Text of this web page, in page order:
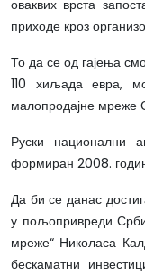
оваквих врста
приходе кроз
То да се од гајења
110 хиљада евра,
малопродајне
Руски национални
формиран 2008.
Да би се данас
у пољопривреди
мреже“ Николаса
бескаматни